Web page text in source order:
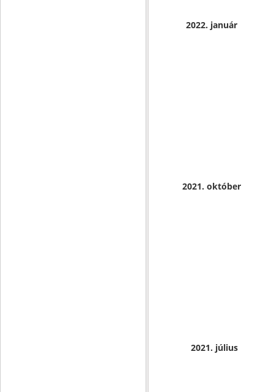
2022. január
2021. október
2021. július